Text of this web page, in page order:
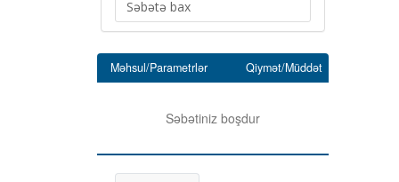
Məhsul/Parametrlər Qiymət/Müddət
Səbətiniz boşdur